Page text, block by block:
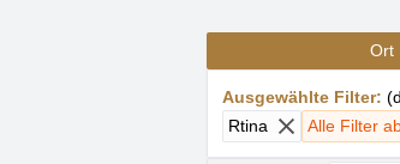
Ort
Ausgewählte Filter: (
Rtina
Alle Filter